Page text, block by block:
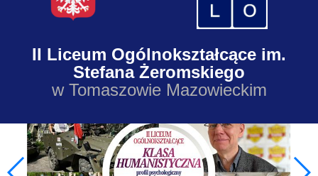
II Liceum Ogólnokształcące im.
Stefana Żeromskiego
w Tomaszowie Mazowieckim